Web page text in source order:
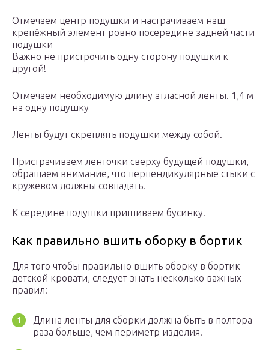
Отмечаем центр подушки и настрачиваем наш
крепёжный элемент ровно посередине задней части
подушки
Важно не пристрочить одну сторону подушки к
другой!
Отмечаем необходимую длину атласной ленты. 1,4 м
на одну подушку
Ленты будут скреплять подушки между собой.
Пристрачиваем ленточки сверху будущей подушки,
обращаем внимание, что перпендикулярные стыки с
кружевом должны совпадать.
К середине подушки пришиваем бусинку.
Как правильно вшить оборку в бортик
Для того чтобы правильно вшить оборку в бортик
детской кровати, следует знать несколько важных
правил:
Длина ленты для сборки должна быть в полтора
раза больше, чем периметр изделия.